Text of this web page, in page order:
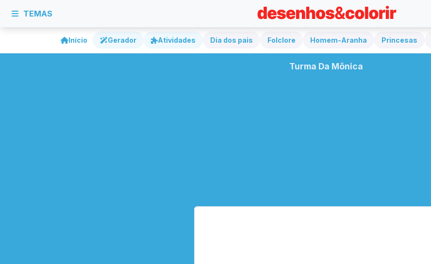
TEMAS
Início Gerador Atividades Dia dos pais Folclore Homem-Aranha Princesas
Turma Da Mônica